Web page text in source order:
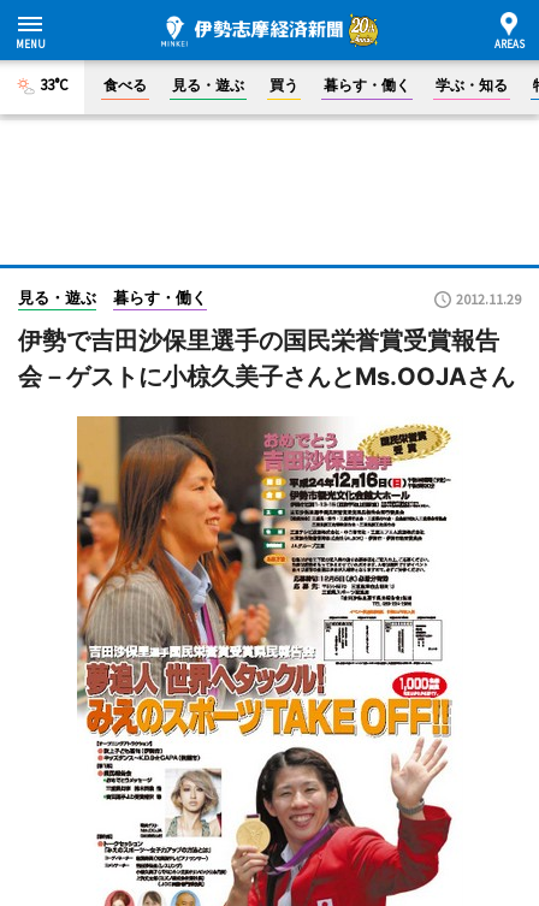
33°C 食べる 見る・遊ぶ 買う 暮らす・働く 学ぶ・知る
見る・遊ぶ 暮らす・働く 2012.11.29
伊勢で吉田沙保里選手の国民栄誉賞受賞報告
会－ゲストに小椋久美子さんとMs.OOJAさん